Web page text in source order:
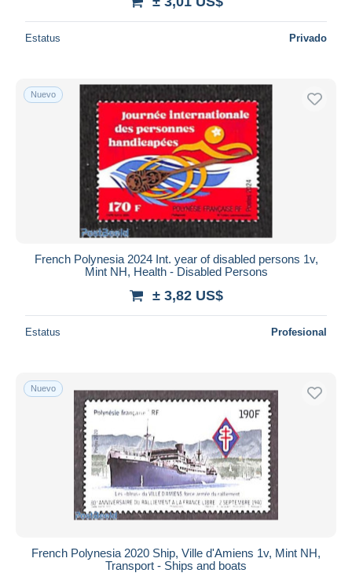
Estatus Privado
Nuevo
French Polynesia 2024 Int. year of disabled persons 1v,
Mint NH, Health - Disabled Persons
± 3,82 US$
Estatus Profesional
Nuevo
French Polynesia 2020 Ship, Ville d'Amiens 1v, Mint NH,
Transport - Ships and boats